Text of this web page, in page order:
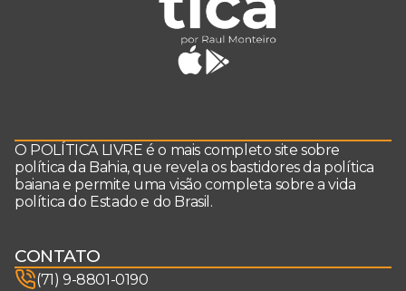
O POLÍTICA LIVRE é o mais completo site sobre
política da Bahia, que revela os bastidores da política
baiana e permite uma visão completa sobre a vida
política do Estado e do Brasil.
CONTATO
(71) 9-8801-0190